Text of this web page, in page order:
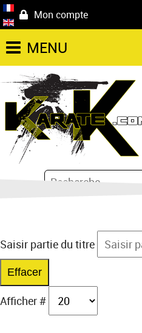
Mon compte
MENU
Saisir partie du titre
Effacer
Afficher #